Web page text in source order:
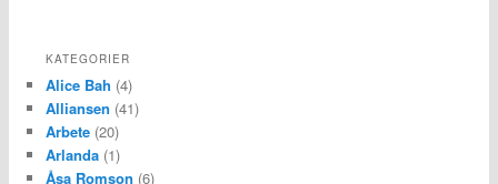
KATEGORIER
Alice Bah (4)
Alliansen (41)
Arbete(20)
Arlanda(1)
Åsa Romson (6)